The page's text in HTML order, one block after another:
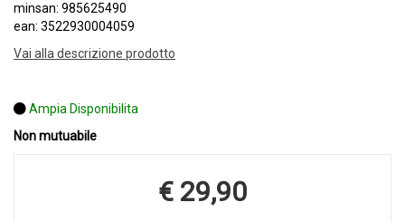
minsan: 985625490
ean: 3522930004059
Vai alla descrizione prodotto
Ampia Disponibilita
Non mutuabile
Prezzo
€ 29,90